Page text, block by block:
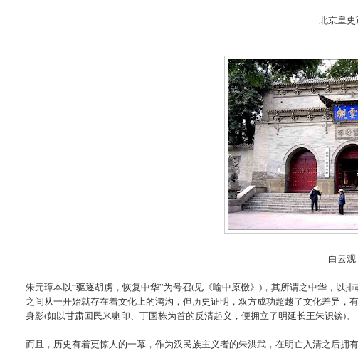
北京皇史
白云观
朱元璋本以“驱逐胡虏，恢复中华”为号召(见《喻中原檄》)，其所谓之中华，以
之间从一开始就存在着文化上的鸿沟，但历史证明，双方成功超越了文化差异
身影(如以甘肃回民米喇印、丁国栋为首的反清起义，便拥立了明延长王朱识锛)。
而且，历史有着更惊人的一幕，作为汉民族主义者的朱洪武，在明亡入清之后拥有